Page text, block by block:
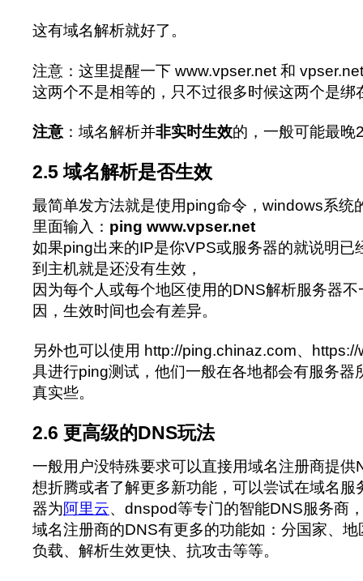
这有域名解析就好了。
注意：这里提醒一下 www.vpser.net 和
这两个不是相等的，只不过很多时候这两个是绑
注意 ：域名解析并非实时生效的，一般可能最晚
2.5 域名解析是否生效
最简单发方法就是使用ping命令，windows系统
里面输入： ping www.vpser.net
如果ping出来的IP是你VPS或服务器的就说明已
到主机就是还没有生效，
因为每个人或每个地区使用的DNS解析服务器
因，生效时间也会有差异。
另外也可以使用 http://ping.chinaz.com、
具进行ping测试，他们一般在各地都会有服务器
真实些。
2.6 更高级的DNS玩法
一般用户没特殊要求可以直接用域名注册商提供
想折腾或者了解更多新功能，可以尝试在域名服
器为阿里云、dnspod等专门的智能DNS服务商
域名注册商的DNS有更多的功能如：分国家、
负载、解析生效更快、抗攻击等等。